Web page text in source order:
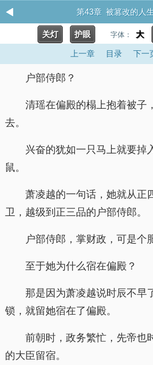
第43章 被篡改的人
关灯 护眼 字体： 大
上一章 目录 下一
户部侍郎？
清瑶在偏殿的榻上抱着被子
去。
兴奋的犹如一只马上就要掉
鼠。
萧凌越的一句话，她就从正
卫，越级到正三品的户部侍郎。
户部侍郎，掌财政，可是个
至于她为什么宿在偏殿？
那是因为萧凌越说时辰不早
锁，就留她宿在了偏殿。
前朝时，政务繁忙，先帝也
的大臣留宿。